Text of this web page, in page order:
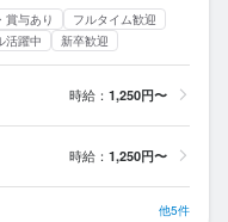
賞与あり
フルタイム歓迎
活躍中 新卒歓迎
時給： 1,250円〜
時給： 1,250円〜
他5件